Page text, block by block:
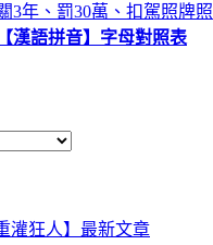
3年、罰30萬、扣駕照牌照
漢語拼音】字母對照表